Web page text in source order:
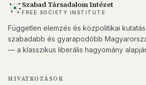
Szabad Társadalom Intézet
FREE SOCIETY INSTITUTE
Független elemzés és közpolitikai
szabadabb és gyarapodóbb
— a klasszikus liberális hagyomány
HIVATKOZÁSOK